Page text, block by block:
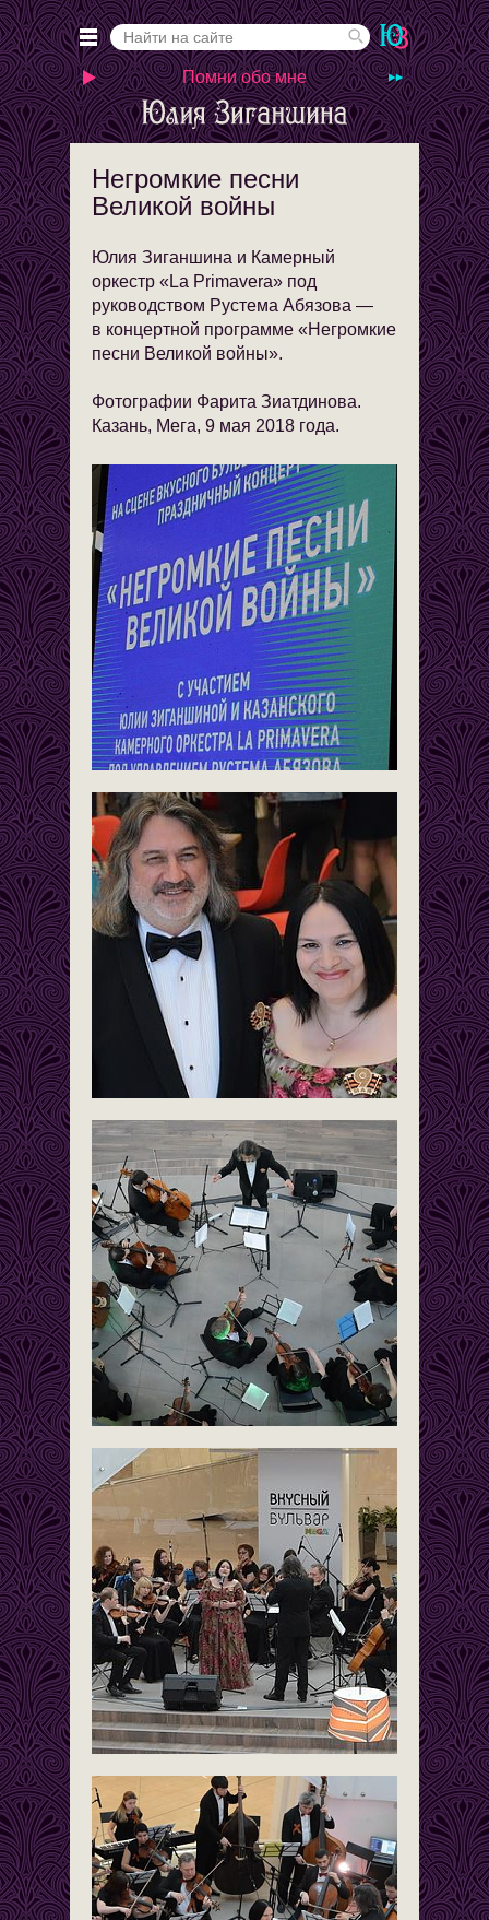
Помни обо мне
Негромкие песни
Великой войны
Юлия Зиганшина и Камерный
оркестр «La Primavera» под
руководством Рустема Абязова —
в концертной программе «Негромкие
песни Великой войны».
Фотографии Фарита Зиатдинова.
Казань, Мега, 9 мая 2018 года.